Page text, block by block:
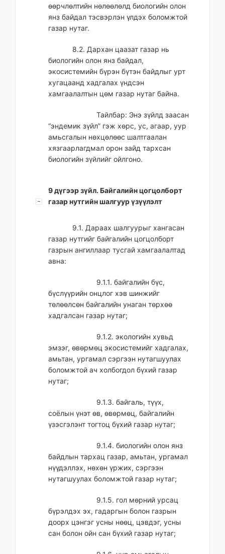
өөрчлөлтийн нөлөөлөлд биологийн олон
янз байдал тэсвэрлэн үлдэх боломжтой
газар нутаг.
8.2. Дархан цаазат газар нь
биологийн олон янз байдал,
экосистемийн бүрэн бүтэн байдлыг урт
хугацаанд хадгалах үндсэн
хамгаалалтын цөм газар нутаг байна.
Тайлбар: Энэ зүйлд заасан
“эндемик зүйл” гэж хөрс, ус, агаар, уур
амьсгалын нөхцөлөөс шалтгаалан
хязгаарлагдмал орон зайд тархсан
биологийн зүйлийг ойлгоно.
9 дүгээр зүйл. Байгалийн цогцолборт
газар нутгийн шалгуур үзүүлэлт
9.1. Дараах шалгуурыг хангасан
газар нутгийг байгалийн цогцолборт
газрын ангиллаар тусгай хамгаалалтад
авна:
9.1.1. байгалийн бүс,
бүслүүрийн онцлог хэв шинжийг
төлөөлсөн байгалийн унаган төрхөө
хадгалсан газар нутаг;
9.1.2. экологийн хувьд
эмзэг, өвөрмөц экосистемийг хадгалах,
амьтан, ургамал сэргээн нутагшуулах
боломжтой ач холбогдол бүхий газар
нутаг;
9.1.3. байгаль, түүх,
соёлын үнэт өв, өвөрмөц, байгалийн
үзэсгэлэнт тогтоц бүхий газар нутаг;
9.1.4. биологийн олон янз
байдлын тархац газар, амьтан, ургамал
нүүдэллэх, нөхөн үржих, сэргээн
нутагшуулах боломжтой газар нутаг;
9.1.5. гол мөрний урсац
бүрэлдэх эх, гадаргын болон газрын
доорх цэнгэг усны нөөц, цэвдэг, усны
сан болон ойн сан бүхий газар нутаг;